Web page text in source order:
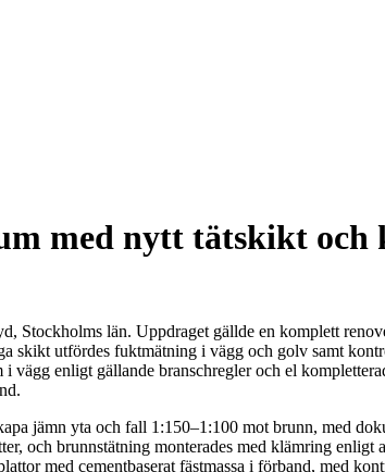
med nytt tätskikt
Stockholms län. Uppdraget gällde en komplett
skikt utfördes fuktmätning i vägg och golv samt
vägg enligt gällande branschregler och el
jämn yta och fall 1:150–1:100 mot brunn, med
och brunnstätning monterades med klämring
med cementbaserat fästmassa i förband, med